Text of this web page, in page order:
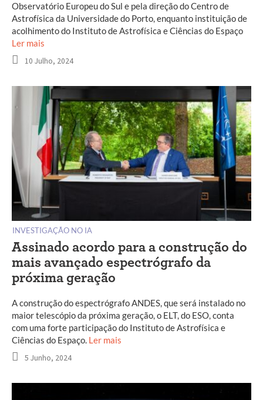
Observatório Europeu do Sul e pela direção do Centro de
Astrofísica da Universidade do Porto, enquanto instituição de
acolhimento do Instituto de Astrofísica e Ciências do Espaço
Ler mais
10 Julho, 2024
INVESTIGAÇÃO NO IA
Assinado acordo para a construção do
mais avançado espectrógrafo da
próxima geração
A construção do espectrógrafo ANDES, que será instalado no
maior telescópio da próxima geração, o ELT, do ESO, conta
com uma forte participação do Instituto de Astrofísica e
Ciências do Espaço. Ler mais
5 Junho, 2024